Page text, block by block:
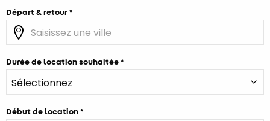
Départ & retour
Durée de location souhaitée
Début de location